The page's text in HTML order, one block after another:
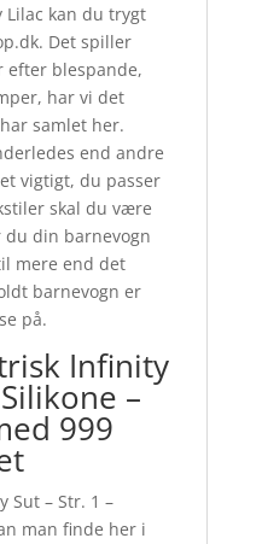
Lilac kan du trygt
Det spiller
efter blespande,
har vi det
samlet her.
end andre
vigtigt, du passer
skal du være
du din barnevogn
mere end det
barnevogn er
på.
Infinity
–
999
Sut – Str. 1 –
man finde her i